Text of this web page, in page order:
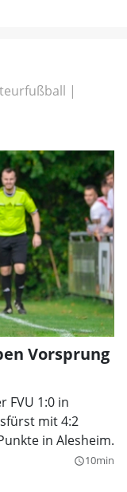
Vorsprung
FVU 1:0 in
mit 4:2
in Alesheim.
query_builder10min